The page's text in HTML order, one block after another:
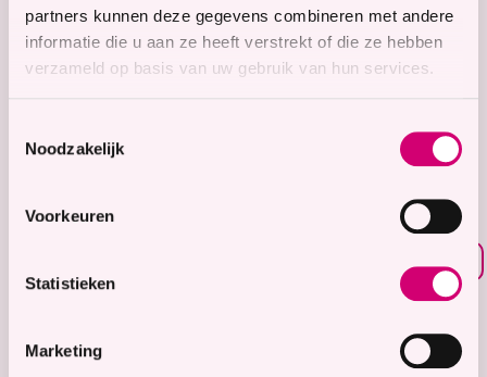
partners kunnen deze gegevens combineren met andere
informatie die u aan ze heeft verstrekt of die ze hebben
verzameld op basis van uw gebruik van hun services.
Noodzakelijk
Voorkeuren
Statistieken
Marketing
Zorg in het Zeeuwse hart
Tijdelijke zorg